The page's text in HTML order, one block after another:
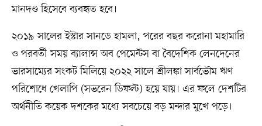
মানদণ্ড হিসেবে ব্যবহৃত হবে।
২০১৯ সালের ইস্টার সানডে হামলা, পরের বছর করোনা মহামারি
ও পরবর্তী সময় ব্যালান্স অব পেমেন্টস বা বৈদেশিক লেনদেনের
ভারসাম্যের সংকট মিলিয়ে ২০২২ সালে শ্রীলঙ্কা সার্বভৌম ঋণ
পরিশোধে খেলাপি (সভরেন ডিফল্ট) হয়ে যায়। এর ফলে দেশটির
অর্থনীতি কয়েক দশকের মধ্যে সবচেয়ে বড় মন্দার মুখে পড়ে।